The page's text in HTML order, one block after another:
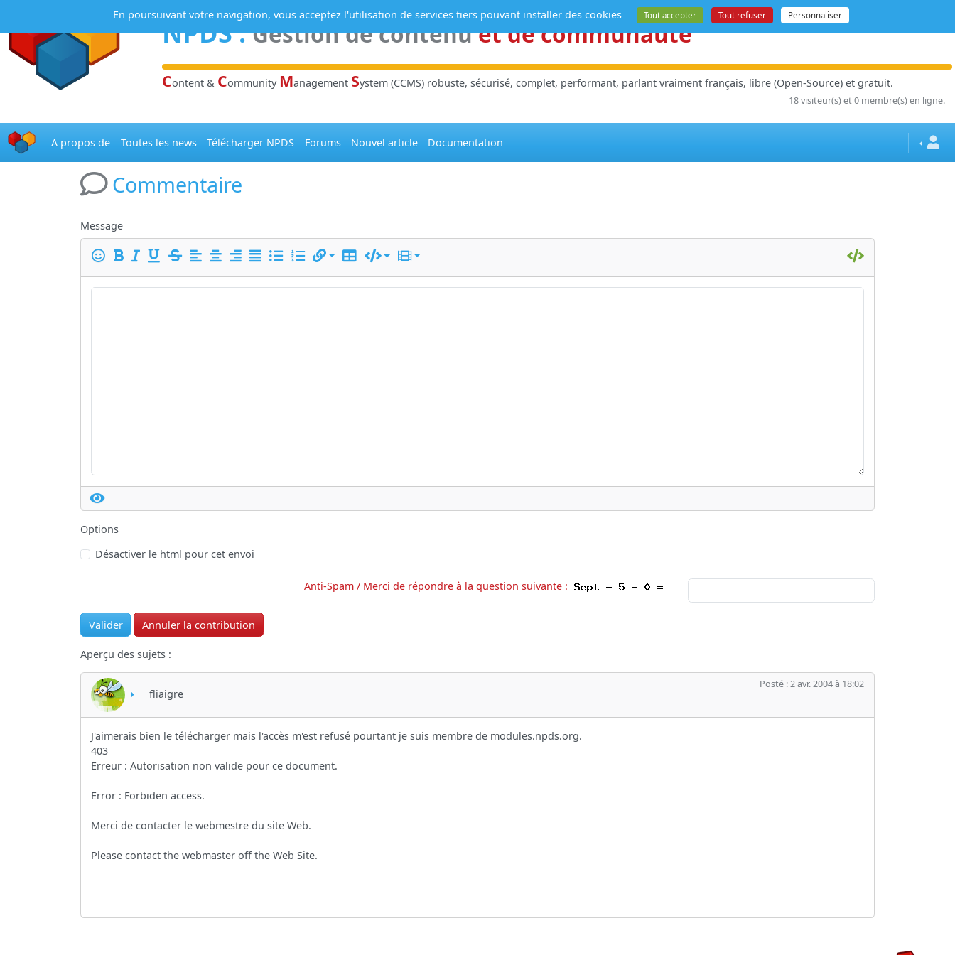
NPDS:Gestion de contenuet de communauté
Content & Community Management System (CCMS) robuste, sécurisé, complet, performant, parlant vraiment français, libre (Open-Source) et gratuit.
18 visiteur(s) et 0 membre(s) en ligne.
A propos de Toutes les news Télécharger NPDS Forums Nouvel article Documentation
Commentaire
Message
Options
Désactiver le html pour cet envoi
Anti-Spam / Merci de répondre à la question suivante :
Aperçu des sujets :
fliaigre
Posté : 2 avr. 2004 à 18:02
J'aimerais bien le télécharger mais l'accès m'est refusé pourtant je suis membre de modules.npds.org.
403
Erreur : Autorisation non valide pour ce document.
Error : Forbiden access.
Merci de contacter le webmestre du site Web.
Please contact the webmaster off the Web Site.
En poursuivant votre navigation, vous acceptez l'utilisation de services tiers pouvant installer des cookies Tout accepter Tout refuser Personnaliser